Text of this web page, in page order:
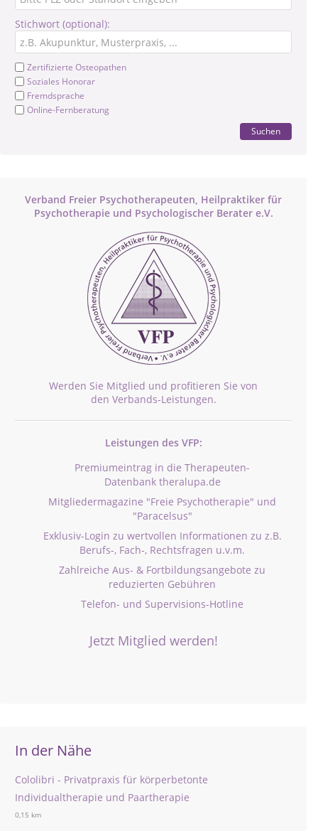
Stichwort (optional):
Zertifizierte Osteopathen
Soziales Honorar
Fremdsprache
Online-Fernberatung
Suchen
Verband Freier Psychotherapeuten, Heilpraktiker für
Psychotherapie und Psychologischer Berater e.V.
Werden Sie Mitglied und profitieren Sie von
den Verbands-Leistungen.
Leistungen des VFP:
Premiumeintrag in die Therapeuten-
Datenbank theralupa.de
Mitgliedermagazine "Freie Psychotherapie" und
"Paracelsus"
Exklusiv-Login zu wertvollen Informationen zu z.B.
Berufs-, Fach-, Rechtsfragen u.v.m.
Zahlreiche Aus- & Fortbildungsangebote zu
reduzierten Gebühren
Telefon- und Supervisions-Hotline
Jetzt Mitglied werden!
In der Nähe
Cololibri - Privatpraxis für körperbetonte
Individualtherapie und Paartherapie
0,15 km